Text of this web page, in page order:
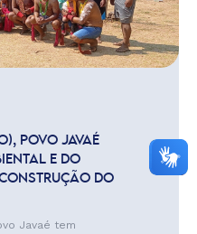
POVO JAVAÉ
E DO
DO
Javaé tem